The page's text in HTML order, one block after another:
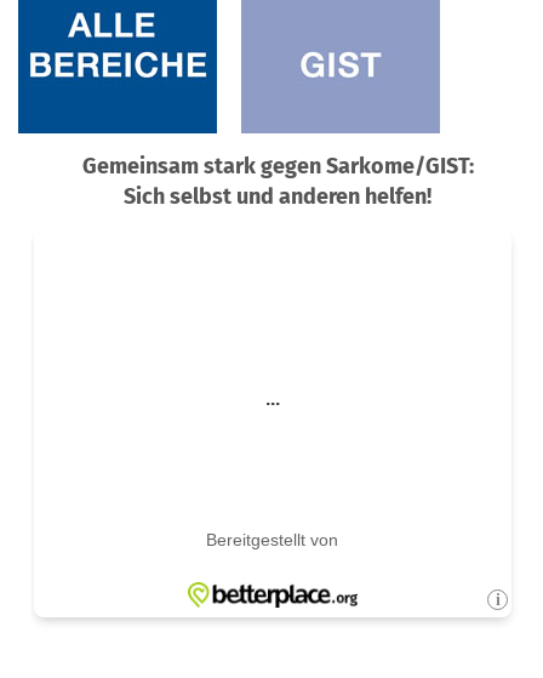
Gemeinsam stark gegen Sarkome/GIST:
Sich selbst und anderen helfen!